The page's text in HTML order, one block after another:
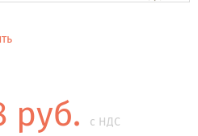
руб. с НДС